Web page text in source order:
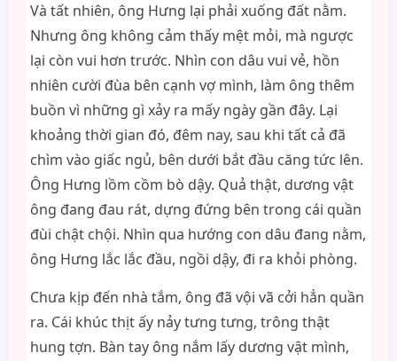
Và tất nhiên, ông Hưng lại phải xuống đất nằm.
Nhưng ông không cảm thấy mệt mỏi, mà ngược
lại còn vui hơn trước. Nhìn con dâu vui vẻ, hồn
nhiên cười đùa bên cạnh vợ mình, làm ông thêm
buồn vì những gì xảy ra mấy ngày gần đây. Lại
khoảng thời gian đó, đêm nay, sau khi tất cả đã
chìm vào giấc ngủ, bên dưới bắt đầu căng tức lên.
Ông Hưng lồm cồm bò dậy. Quả thật, dương vật
ông đang đau rát, dựng đứng bên trong cái quần
đùi chật chội. Nhìn qua hướng con dâu đang nằm,
ông Hưng lắc lắc đầu, ngồi dậy, đi ra khỏi phòng.
Chưa kịp đến nhà tắm, ông đã vội vã cởi hẳn quần
ra. Cái khúc thịt ấy nảy tưng tưng, trông thật
hung tợn. Bàn tay ông nắm lấy dương vật mình,